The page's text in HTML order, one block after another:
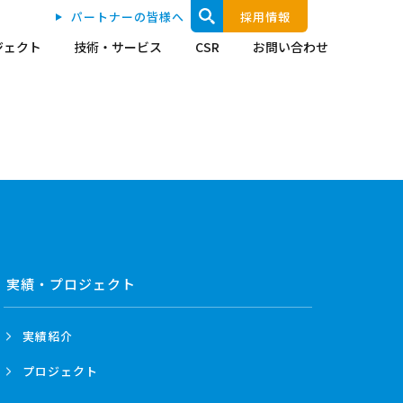
クト 技術・サービス CSR お問い合わせ
パートナーの皆様へ 採用情報
実績・プロジェクト
実績紹介
プロジェクト